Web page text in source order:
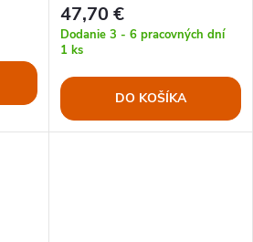
47,70 €
Dodanie 3 - 6 pracovných dní
1 ks
DO KOŠÍKA